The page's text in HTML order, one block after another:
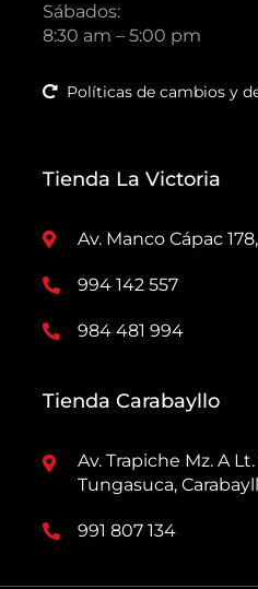
Sábados:
8:30 am – 5:00 pm
Políticas de cambios y
Tienda La Victoria
Av. Manco Cápac
994 142 557
984 481 994
Tienda Carabayllo
Av. Trapiche Mz. A
Tungasuca,
991 807 134